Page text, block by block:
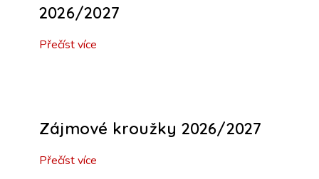
2026/2027
Přečíst více
Zájmové kroužky 2026/2027
Přečíst více